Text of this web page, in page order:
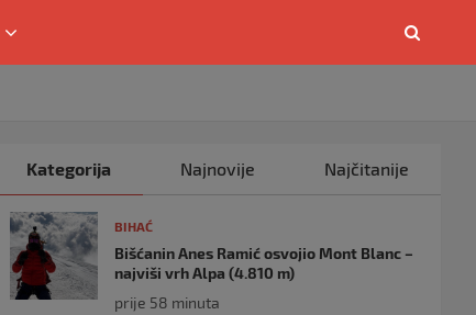
Kategorija Najnovije Najčitanije
BIHAĆ
Bišćanin Anes Ramić osvojio Mont Blanc –
najviši vrh Alpa (4.810 m)
prije 58 minuta